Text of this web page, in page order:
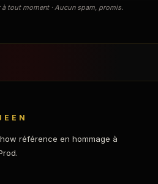
tout moment · Aucun spam, promis.
référence en hommage à